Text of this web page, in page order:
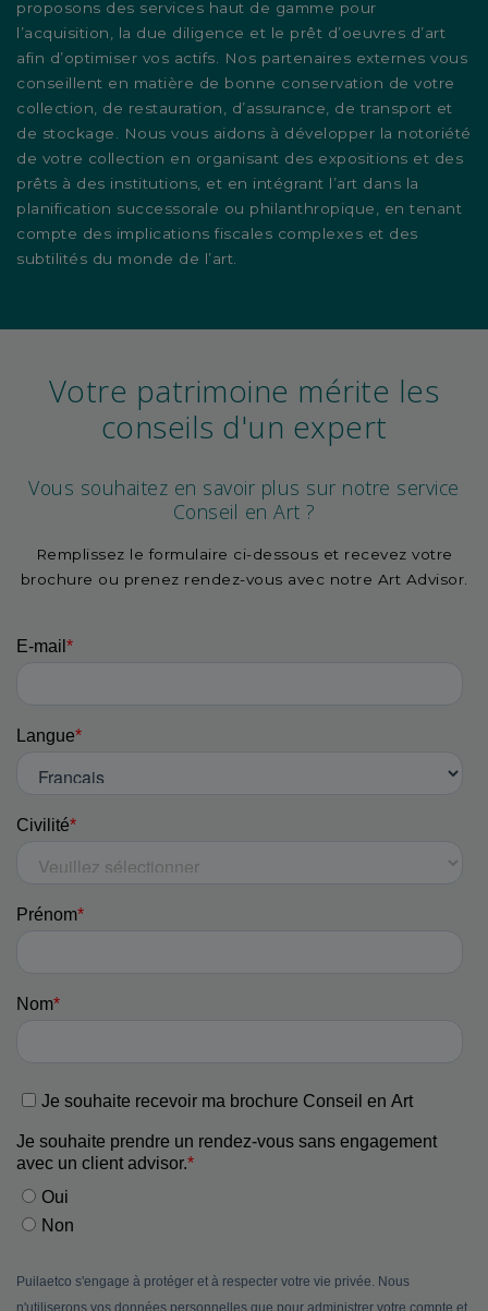
proposons des services haut de gamme pour
l’acquisition, la due diligence et le prêt d’oeuvres d’art
afin d’optimiser vos actifs. Nos partenaires externes vous
conseillent en matière de bonne conservation de votre
collection, de restauration, d’assurance, de transport et
de stockage. Nous vous aidons à développer la notoriété
de votre collection en organisant des expositions et des
prêts à des institutions, et en intégrant l’art dans la
planification successorale ou philanthropique, en tenant
compte des implications fiscales complexes et des
subtilités du monde de l’art.
Votre patrimoine mérite les
conseils d'un expert
Vous souhaitez en savoir plus sur notre service
Conseil en Art ?
Remplissez le formulaire ci-dessous et recevez votre
brochure ou prenez rendez-vous avec notre Art Advisor.